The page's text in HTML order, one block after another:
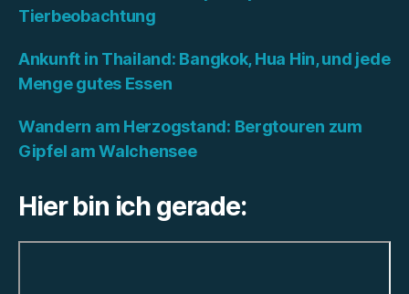
Tierbeobachtung
Ankunft in Thailand: Bangkok, Hua Hin, und jede
Menge gutes Essen
Wandern am Herzogstand: Bergtouren zum
Gipfel am Walchensee
Hier bin ich gerade: